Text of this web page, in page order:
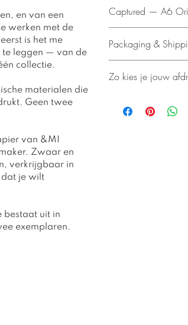
en van een
werken met de
is het me
te leggen — van de
collectie.
materialen die
Geen twee
van &MI
Zwaar en
verkrijgbaar in
dat je wilt
bestaat uit in
exemplaren.
(250 g/m²) met
• Formaat
• Elk werk is een
afzonderlijk
sfeerfoto is
indruk te
zien in je
Heb je hulp nodig
maatwerk
aanvraag. Neem
Captured — A6
A6-formaat
De A6-afdrukken
verkrijgbaar als
dingen nu
afdrukken voor
Packaging &
tot 3
Zo kies je jouw
welke bloemen